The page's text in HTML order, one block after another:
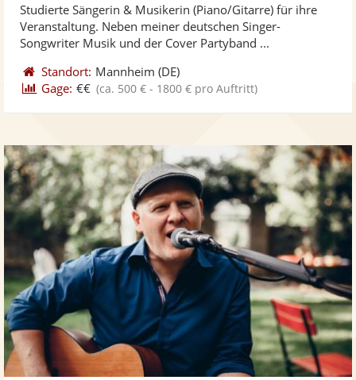
Fotos
5
Studierte Sängerin & Musikerin (Piano/Gitarre) für ihre
Veranstaltung. Neben meiner deutschen Singer-
Songwriter Musik und der Cover Partyband ...
Standort: Mannheim (DE)
Gage: €€ (ca. 500 € - 1800 € pro Auftritt)